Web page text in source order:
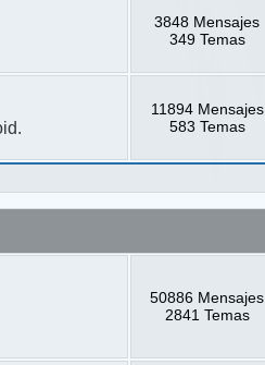
3848 Mensajes
349 Temas
11894 Mensajes
583 Temas
50886 Mensajes
2841 Temas